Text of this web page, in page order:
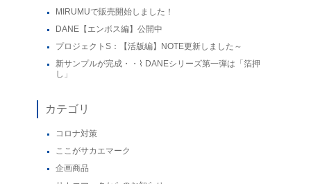
MIRUMUで販売開始しました！
DANE【エンボス編】公開中
プロジェクトS：【活版編】NOTE更新しました～
新サンプルが完成・・⌇ DANEシリーズ第一弾は「箔押
し」
カテゴリ
コロナ対策
ここがサカエマーク
企画商品